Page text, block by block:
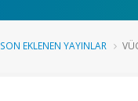
SON EKLENEN YAYINLAR